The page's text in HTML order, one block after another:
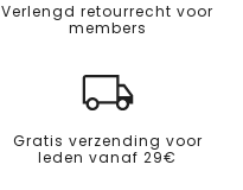
Verlengd retourrecht voor
members
Gratis verzending voor
leden vanaf 29€